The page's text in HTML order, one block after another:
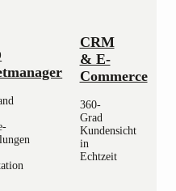
CRM
& E-
Commerce
360-
Grad
Kundensicht
in
Echtzeit